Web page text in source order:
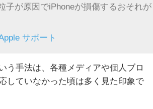
子が原因でiPhoneが損傷するおそれが
サポート
う手法は、各種メディアや個人ブロ
していなかった頃は多く見た印象で